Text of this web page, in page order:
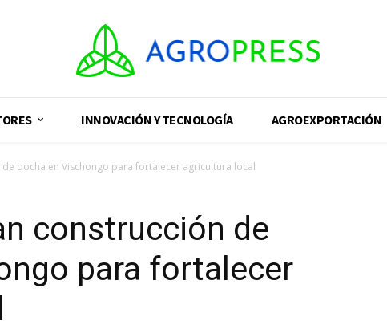
INNOVACIÓN Y TECNOLOGÍA AGROEXPORTACIÓN
qocha en Vischongo para fortalecer agricultura local
construcción de
para fortalecer